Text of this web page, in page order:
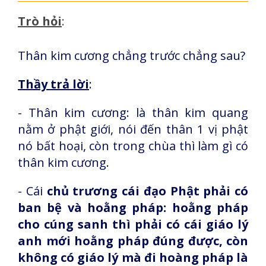
Trò hỏi:
Thân kim cương chẳng trước chẳng sau?
Thầy trả lời:
- Thân kim cương: là thân kim quang
nằm ở phật giới, nói đến thân 1 vị phật
nó bất hoại, còn trong chùa thì làm gì có
thân kim cương.
- Cái chủ trương cái đạo Phật phải có
ban bệ và hoằng pháp: hoằng pháp
cho cúng sanh thì phải có cái giáo lý
anh mới hoằng pháp đúng được, còn
không có giáo lý mà đi hoàng pháp là